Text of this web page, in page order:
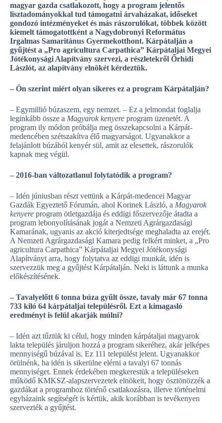
magyar gazda csatlakozott, hogy a program jelentős
lisztadományokkal tud támogatni árvaházakat, időseket
gondozó intézményeket és más rászorulókat, többek között
kiemelt támogatottként a Nagydobronyi Református
Irgalmas Samaritánus Gyermekotthont. Kárpátalján a
gyűjtést a „Pro agricultura Carpathica” Kárpátaljai Megyei
Jótékonysági Alapítvány szervezi, a részletekről Őrhidi
Lászlót, az alapítvány elnökét kérdeztük.
– Ön szerint miért olyan sikeres ez a program Kárpátalján?
– Egymillió búzaszem, egy nemzet. – Ez a jelmondat foglalja
leginkább össze a Magyarok kenyere program üzenetét. A
program ily módon próbálja meg összekapcsolni a Kárpát-
medencében szétszakítva élő magyarságot. Ugyanakkor a
felajánlott búzából kenyér sül, amit az elesettek, rászorulók
kapnak meg végül.
– 2016-ban változatlanul folytatódik a program?
– Idén júniusban részt vettünk a Kárpát-medencei Magyar
Gazdák Egyeztető Fórumán, ahol Korinek László, a Magyarok
kenyere program ötletgazdája és eddigi főszervezője átadta a
program lebonyolításának jogát a Nemzeti Agrárgazdasági
Kamarának, ugyanis az akció kiterjedtsége meghaladta az erejét.
A Nemzeti Agrárgazdasági Kamara pedig felkért minket, a „Pro
agricultura Carpathica” Kárpátaljai Megyei Jótékonysági
Alapítványt arra, hogy folytatva az eddigi munkát, idén is
szervezzük meg a gyűjtést Kárpátalján. Neki is láttunk a munka
előkészítésének.
– Tavalyelőtt 6 tonna búza gyűlt össze, tavaly már 67 tonna
733 kiló 64 kárpátaljai településről. Ezt a kimagasló
eredményt is felül akarják múlni?
– Idén azt tűztük ki célul, hogy minden kárpátaljai magyarok
lakta település járuljon hozzá a program sikeréhez, akár jelképes
mennyiségű búzával is. Ez 111 települést jelent. Ugyanakkor
örülnénk, ha idén is sikerülne elérni a tavalyi 67 tonnás
mennyiséget. Ennek érdekében megkerestük a településeken
működő KMKSZ-alapszervezetek elnökeit, hogy ösztönözzék a
gazdákat a programhoz történő csatlakozásra, illetve történelmi
egyházaink segítségét is kértük, akik korábban is tevékenyen
szervezték a gyűjtést.